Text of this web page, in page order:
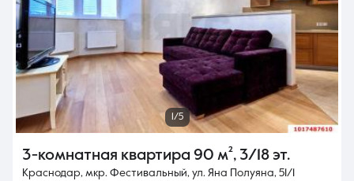
1/5
3-комнатная квартира 90 м², 3/18 эт.
Краснодар, мкр. Фестивальный, ул. Яна Полуяна, 51/1